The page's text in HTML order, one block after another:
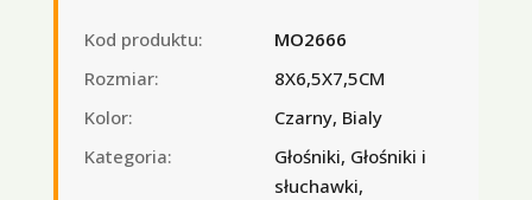
Kod produktu:
MO2666
Rozmiar:
8X6,5X7,5CM
Kolor:
Czarny, Bialy
Kategoria:
Głośniki, Głośniki i
słuchawki,